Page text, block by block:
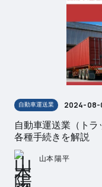
自動車運送業 2024-08-
自動車運送業（ト
各種手続きを解説
山本 陽平